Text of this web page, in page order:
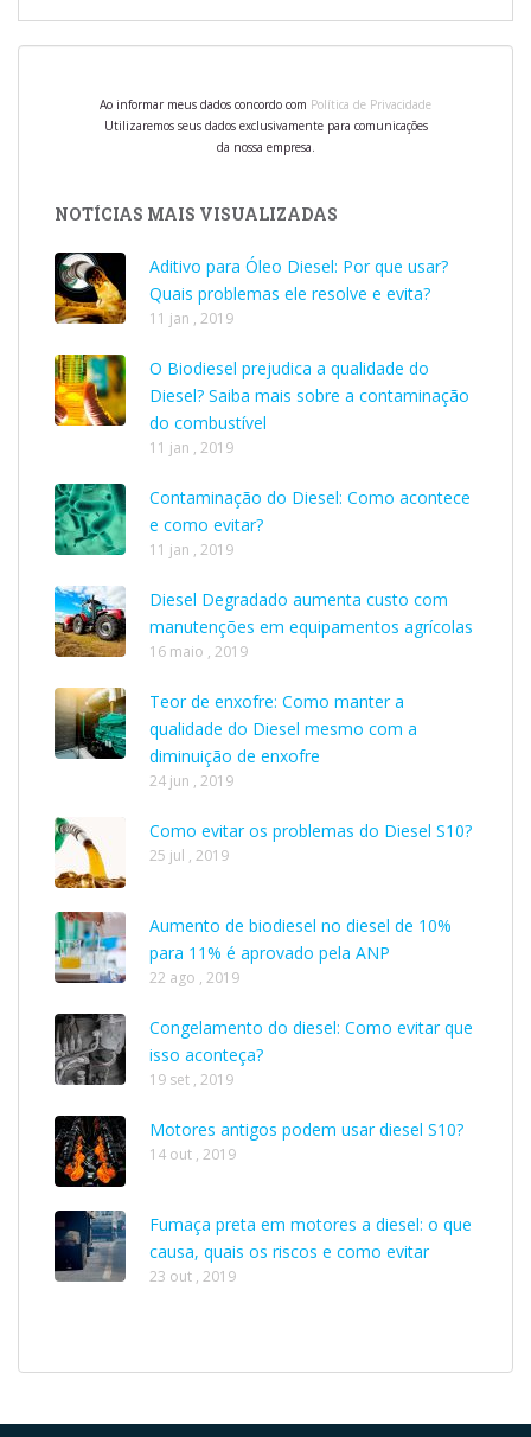
Ao informar meus dados concordo com Política de Privacidade
Utilizaremos seus dados exclusivamente para comunicações
da nossa empresa.
NOTÍCIAS MAIS VISUALIZADAS
Aditivo para Óleo Diesel: Por que usar?
Quais problemas ele resolve e evita?
11 jan , 2019
O Biodiesel prejudica a qualidade do
Diesel? Saiba mais sobre a contaminação
do combustível
11 jan , 2019
Contaminação do Diesel: Como acontece
e como evitar?
11 jan , 2019
Diesel Degradado aumenta custo com
manutenções em equipamentos agrícolas
16 maio , 2019
Teor de enxofre: Como manter a
qualidade do Diesel mesmo com a
diminuição de enxofre
24 jun , 2019
Como evitar os problemas do Diesel S10?
25 jul , 2019
Aumento de biodiesel no diesel de 10%
para 11% é aprovado pela ANP
22 ago , 2019
Congelamento do diesel: Como evitar que
isso aconteça?
19 set , 2019
Motores antigos podem usar diesel S10?
14 out , 2019
Fumaça preta em motores a diesel: o que
causa, quais os riscos e como evitar
23 out , 2019